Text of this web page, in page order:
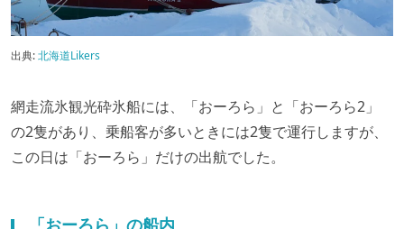
出典:北海道Likers
網走流氷観光砕氷船には、「おーろら」と「おーろら2」
の2隻があり、乗船客が多いときには2隻で運行しますが、
この日は「おーろら」だけの出航でした。
「おーろら」の船内